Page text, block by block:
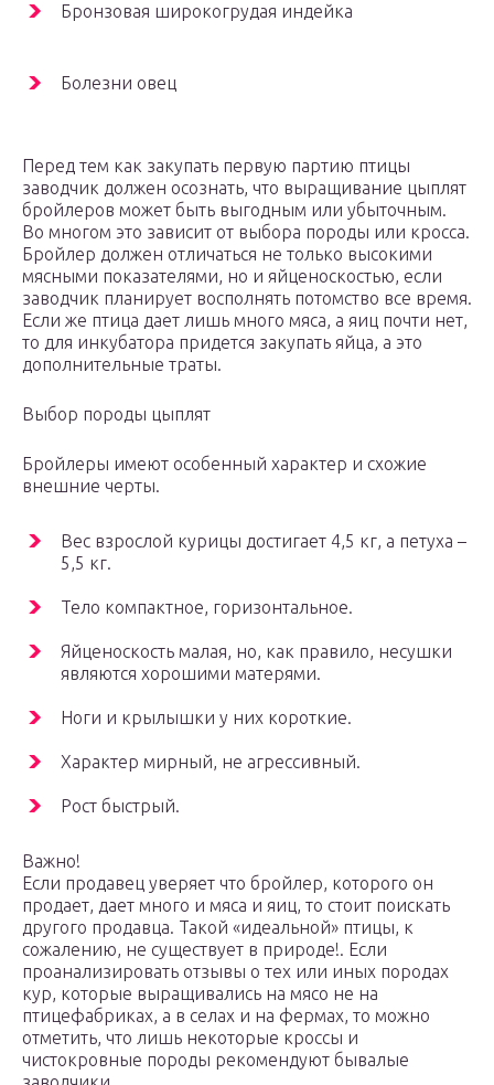
Бронзовая широкогрудая индейка
Болезни овец
Перед тем как закупать первую партию птицы
заводчик должен осознать, что выращивание цыплят
бройлеров может быть выгодным или убыточным.
Во многом это зависит от выбора породы или кросса.
Бройлер должен отличаться не только высокими
мясными показателями, но и яйценоскостью, если
заводчик планирует восполнять потомство все время.
Если же птица дает лишь много мяса, а яиц почти нет,
то для инкубатора придется закупать яйца, а это
дополнительные траты.
Выбор породы цыплят
Бройлеры имеют особенный характер и схожие
внешние черты.
Вес взрослой курицы достигает 4,5 кг, а петуха –
5,5 кг.
Тело компактное, горизонтальное.
Яйценоскость малая, но, как правило, несушки
являются хорошими матерями.
Ноги и крылышки у них короткие.
Характер мирный, не агрессивный.
Рост быстрый.
Важно!
Если продавец уверяет что бройлер, которого он
продает, дает много и мяса и яиц, то стоит поискать
другого продавца. Такой «идеальной» птицы, к
сожалению, не существует в природе!. Если
проанализировать отзывы о тех или иных породах
кур, которые выращивались на мясо не на
птицефабриках, а в селах и на фермах, то можно
отметить, что лишь некоторые кроссы и
чистокровные породы рекомендуют бывалые